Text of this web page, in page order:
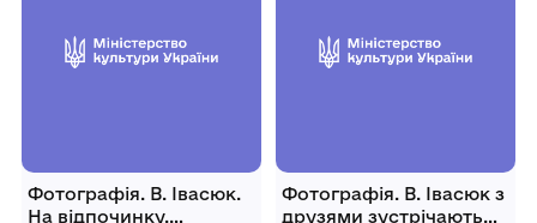
Фотографія. В. Івасюк.
На відпочинку.
Фотографія. В. Івасюк з
друзями зустрічають